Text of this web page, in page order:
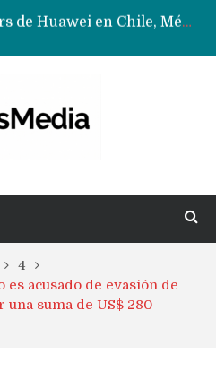
4
acusado de evasión de
suma de US$ 280